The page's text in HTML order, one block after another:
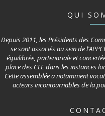
QUI
Depuis 2011, les Présidents des
se sont associés au sein de
équilibrée, partenariale et
place des CLE dans les instances
Cette assemblée a notamment
acteurs incontournables de la